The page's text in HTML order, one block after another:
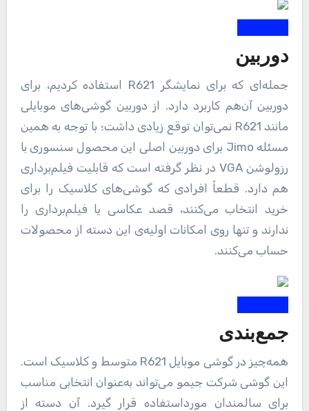
دوربین
جمله‌ای که برای نمایشگر R621 استفاده کردیم، برای
دوربین آن‌هم کاربرد دارد. از دوربین گوشی‌های موبایلی
مانند R621 نمی‌توان توقع زیادی داشت؛ با توجه به همین
مسئله Jimo برای دوربین اصلی این محصول سنسوری با
رزولوشن VGA در نظر گرفته است که قابلیت فیلم‌برداری
هم دارد. قطعاً افرادی که گوشی‌های کلاسیک را برای
خرید انتخاب می‌کنند، قصد عکاسی یا فیلم‌برداری را
ندارند و تنها روی امکانات اولیه‌ی این دسته از محصولات
حساب می‌کنند.
جمع‌بندی
همه‌چیز در گوشی موبایل R621 متوسط و کلاسیک است.
این گوشی شرکت جیمو می‌تواند به‌عنوان انتخابی مناسب
برای سالمندان مورداستفاده قرار گیرد. آن دسته از